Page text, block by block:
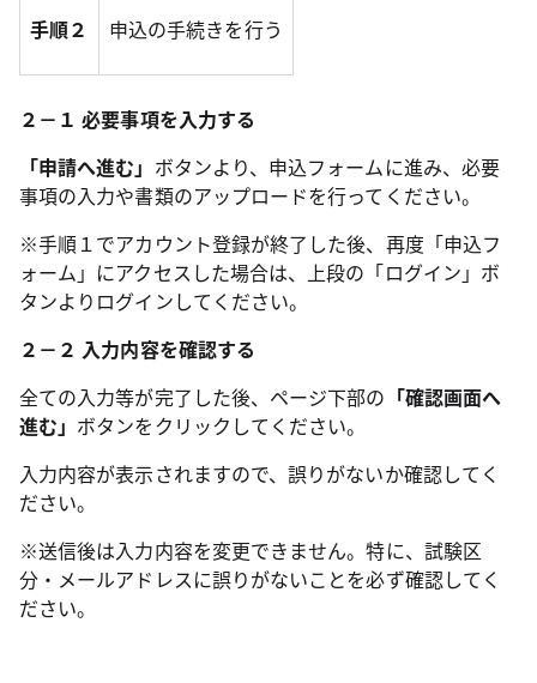
手順２ 申込の手続きを行う
２－１ 必要事項を入力する
「申請へ進む」 ボタンより、申込フォームに進み、必要
事項の入力や書類のアップロードを行ってください。
※手順１でアカウント登録が終了した後、再度「申込フ
ォーム」にアクセスした場合は、上段の「ログイン」ボ
タンよりログインしてください。
２－２ 入力内容を確認する
全ての入力等が完了した後、ページ下部の 「確認画面へ
進む」 ボタンをクリックしてください。
入力内容が表示されますので、誤りがないか確認してく
ださい。
※送信後は入力内容を変更できません。特に、試験区
分・メールアドレスに誤りがないことを必ず確認してく
ださい。